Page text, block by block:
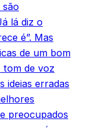
são
lá diz o
é”. Mas
de um bom
tom de voz
ideias erradas
preocupados